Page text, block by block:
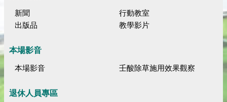
新聞
行動教室
出版品
教學影片
本場影音
本場影音 壬酸除草施用效果觀察
退休人員專區